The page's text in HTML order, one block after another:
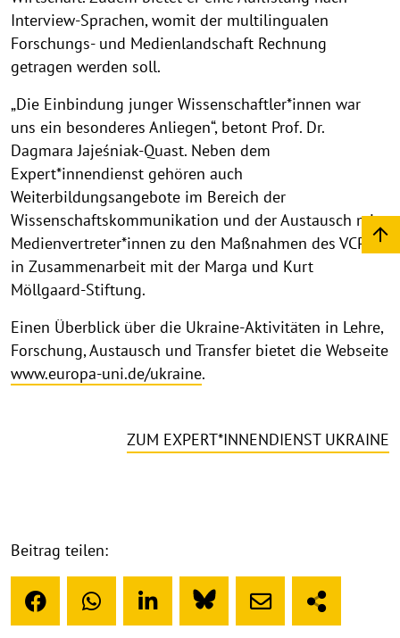
Interview-Sprachen, womit der multilingualen
Forschungs- und Medienlandschaft Rechnung
getragen werden soll.
„Die Einbindung junger Wissenschaftler*innen war
uns ein besonderes Anliegen“, betont Prof. Dr.
Dagmara Jajeśniak-Quast. Neben dem
Expert*innendienst gehören auch
Weiterbildungsangebote im Bereich der
Wissenschaftskommunikation und der Austausch mit
Medienvertreter*innen zu den Maßnahmen des VCPU
in Zusammenarbeit mit der Marga und Kurt
Möllgaard-Stiftung.
Einen Überblick über die Ukraine-Aktivitäten in Lehre,
Forschung, Austausch und Transfer bietet die Webseite
www.europa-uni.de/ukraine.
ZUM EXPERT*INNENDIENST UKRAINE
Beitrag teilen: